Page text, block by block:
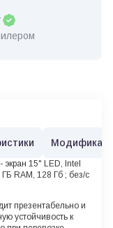
- экран 15" LED, Intel
RAM, 128 Гб ; без/с
презентабельно и
устойчивость к